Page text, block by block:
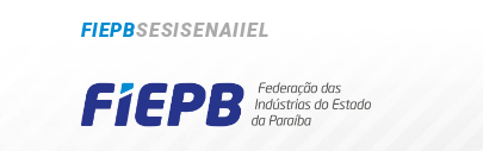
FIEPBSESISENAIIEL